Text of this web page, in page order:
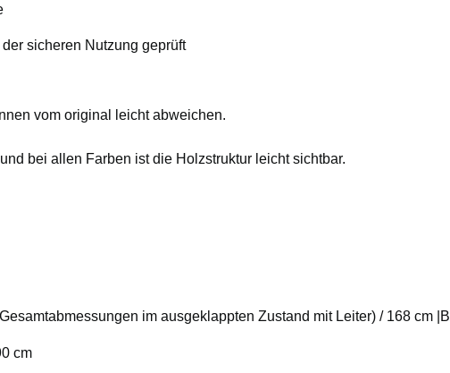
sicheren Nutzung geprüft
vom original leicht abweichen.
bei allen Farben ist die Holzstruktur leicht sichtbar.
im ausgeklappten Zustand mit Leiter) / 168 cm
cm